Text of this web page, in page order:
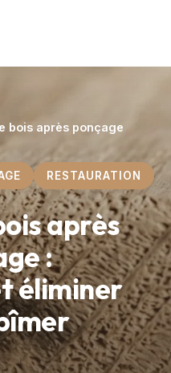
bois après ponçage
RESTAURATION
après
:
éliminer